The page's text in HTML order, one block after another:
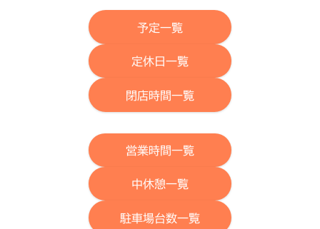
予定一覧
定休日一覧
閉店時間一覧
営業時間一覧
中休憩一覧
駐車場台数一覧